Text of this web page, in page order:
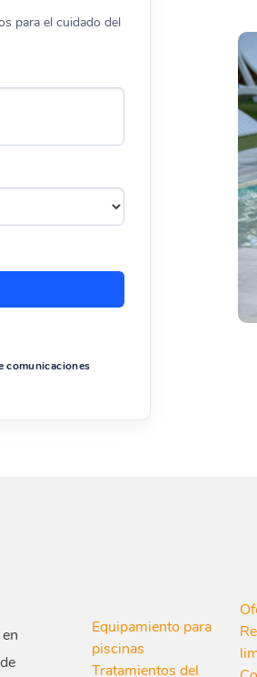
para el cuidado del
comunicaciones
Equipamiento para
piscinas
Tratamientos del